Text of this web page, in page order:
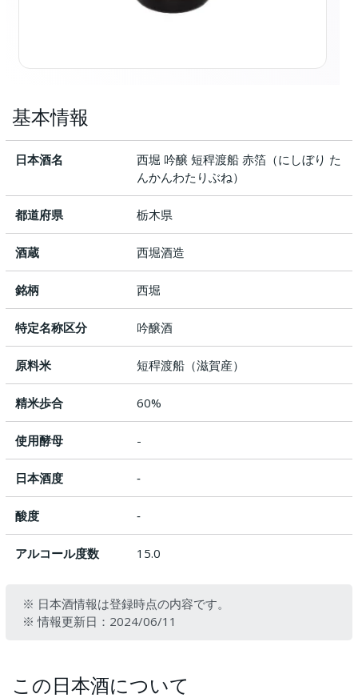
基本情報
日本酒名
西堀 吟醸 短稈渡船 赤箔（にしぼり た
んかんわたりぶね）
都道府県 栃木県
酒蔵 西堀酒造
銘柄 西堀
特定名称区分 吟醸酒
原料米 短稈渡船（滋賀産）
精米歩合 60%
使用酵母 -
日本酒度 ‐
酸度 ‐
アルコール度数 15.0
※ 日本酒情報は登録時点の内容です。
※ 情報更新日：2024/06/11
この日本酒について